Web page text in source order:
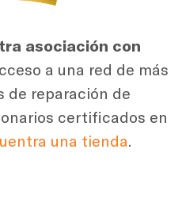
asociación con
a una red de más
de reparación de
certificados en
una tienda.